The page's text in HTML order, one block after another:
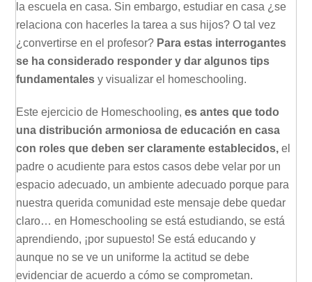
la escuela en casa. Sin embargo, estudiar en casa ¿se
relaciona con hacerles la tarea a sus hijos? O tal vez
¿convertirse en el profesor? Para estas interrogantes
se ha considerado responder y dar algunos tips
fundamentales y visualizar el homeschooling.
Este ejercicio de Homeschooling,es antes que todo
una distribución armoniosa de educación en casa
con roles que deben ser claramente establecidos, el
padre o acudiente para estos casos debe velar por un
espacio adecuado, un ambiente adecuado porque para
nuestra querida comunidad este mensaje debe quedar
claro… en Homeschooling se está estudiando, se está
aprendiendo, ¡por supuesto! Se está educando y
aunque no se ve un uniforme la actitud se debe
evidenciar de acuerdo a cómo se comprometan.